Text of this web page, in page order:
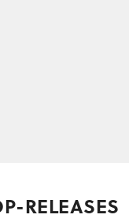
RELEASES